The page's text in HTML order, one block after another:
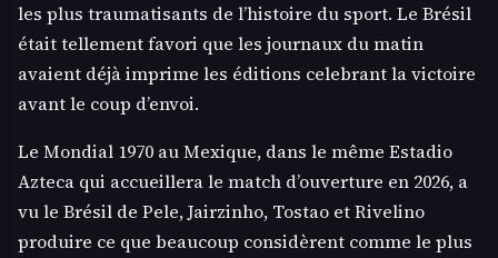
les plus traumatisants de l’histoire du sport. Le Brésil
était tellement favori que les journaux du matin
avaient déjà imprime les éditions celebrant la victoire
avant le coup d’envoi.
Le Mondial 1970 au Mexique, dans le même Estadio
Azteca qui accueillera le match d’ouverture en 2026, a
vu le Brésil de Pele, Jairzinho, Tostao et Rivelino
produire ce que beaucoup considèrent comme le plus